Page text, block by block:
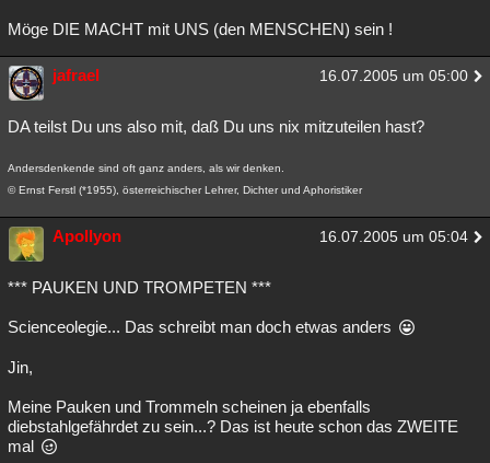
Möge DIE MACHT mit UNS (den MENSCHEN) sein !
jafrael 16.07.2005 um 05:00
DA teilst Du uns also mit, daß Du uns nix mitzuteilen hast?
Andersdenkende sind oft ganz anders, als wir denken.
© Ernst Ferstl (*1955), österreichischer Lehrer, Dichter und Aphoristiker
Apollyon 16.07.2005 um 05:04
*** PAUKEN UND TROMPETEN ***
Scienceolegie... Das schreibt man doch etwas anders
Jin,
Meine Pauken und Trommeln scheinen ja ebenfalls
diebstahlgefährdet zu sein...? Das ist heute schon das ZWEITE
mal